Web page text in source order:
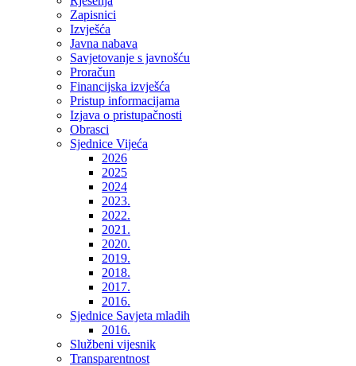
Zapisnici
Izvješća
Javna nabava
Savjetovanje s javnošću
Proračun
Financijska izvješća
Pristup informacijama
Izjava o pristupačnosti
Obrasci
Sjednice Vijeća
2026
2025
2024
2023.
2022.
2021.
2020.
2019.
2018.
2017.
2016.
Sjednice Savjeta mladih
2016.
Službeni vijesnik
Transparentnost